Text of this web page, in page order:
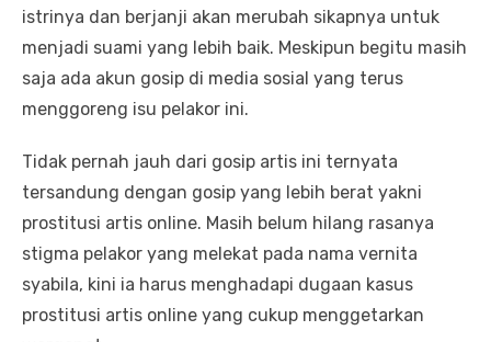
istrinya dan berjanji akan merubah sikapnya untuk
menjadi suami yang lebih baik. Meskipun begitu masih
saja ada akun gosip di media sosial yang terus
menggoreng isu pelakor ini.
Tidak pernah jauh dari gosip artis ini ternyata
tersandung dengan gosip yang lebih berat yakni
prostitusi artis online. Masih belum hilang rasanya
stigma pelakor yang melekat pada nama vernita
syabila, kini ia harus menghadapi dugaan kasus
prostitusi artis online yang cukup menggetarkan